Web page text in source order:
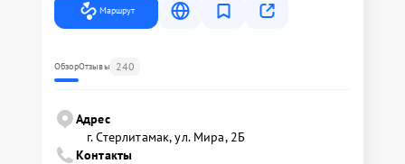
Маршрут
ОбзорОтзывы 240
Адрес
г. Стерлитамак, ул. Мира, 2Б
Контакты